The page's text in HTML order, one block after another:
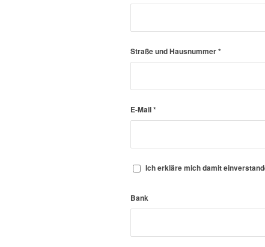
Straße und Hausnummer*
E-Mail*
Ich erkläre mich damit
Bank